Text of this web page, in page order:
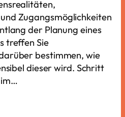
Zugangsmöglichkeiten
der Planung eines
treffen Sie
bestimmen, wie
dieser wird. Schritt